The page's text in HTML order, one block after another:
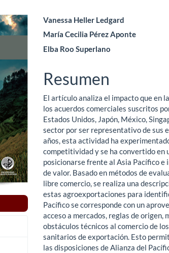
Contenido
principal
del
artículo
Vanessa Heller Ledgard
María Cecilia Pérez Aponte
Elba Roo Superlano
Resumen
El artículo analiza el impacto que en
los acuerdos comerciales suscritos
Estados Unidos, Japón, México,
sector por ser representativo de sus
años, esta actividad ha
competitividad y se ha convertido en
posicionarse frente al Asia Pacífico e
de valor. Basado en métodos de
libre comercio, se realiza una
estas agroexportaciones para
Pacífico se corresponde con un
acceso a mercados, reglas de
obstáculos técnicos al comercio de
sanitarios de exportación. Esto
las disposiciones de Alianza del